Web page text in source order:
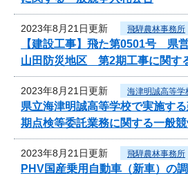
2023年8月21日更新 飛騨農林事務所
【建設工事】飛た第0501号 県
山田防災地区 第2期工事に関す
2023年8月21日更新 海津明誠高等学
県立海津明誠高等学校で実施す
期点検等委託業務に関する一般
2023年8月21日更新 飛騨農林事務所
PHV国産乗用自動車（新車）の